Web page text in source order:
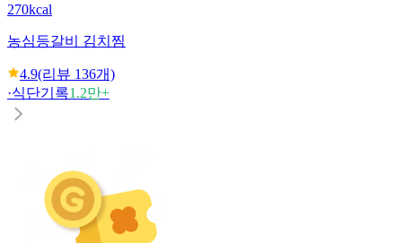
270kcal
농심등갈비 김치찜
4.9(리뷰 136개)
·식단기록1.2만+